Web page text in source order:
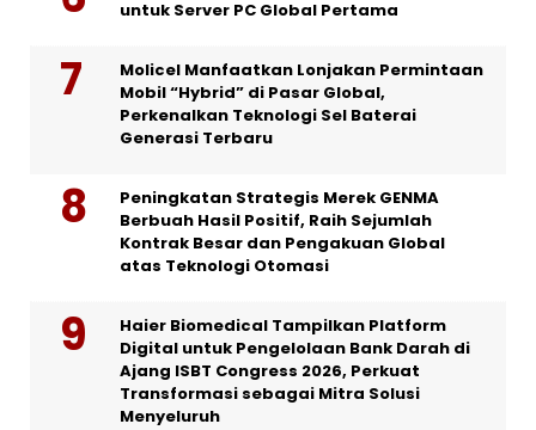
untuk Server PC Global Pertama
Molicel Manfaatkan Lonjakan Permintaan
Mobil “Hybrid” di Pasar Global,
Perkenalkan Teknologi Sel Baterai
Generasi Terbaru
Peningkatan Strategis Merek GENMA
Berbuah Hasil Positif, Raih Sejumlah
Kontrak Besar dan Pengakuan Global
atas Teknologi Otomasi
Haier Biomedical Tampilkan Platform
Digital untuk Pengelolaan Bank Darah di
Ajang ISBT Congress 2026, Perkuat
Transformasi sebagai Mitra Solusi
Menyeluruh